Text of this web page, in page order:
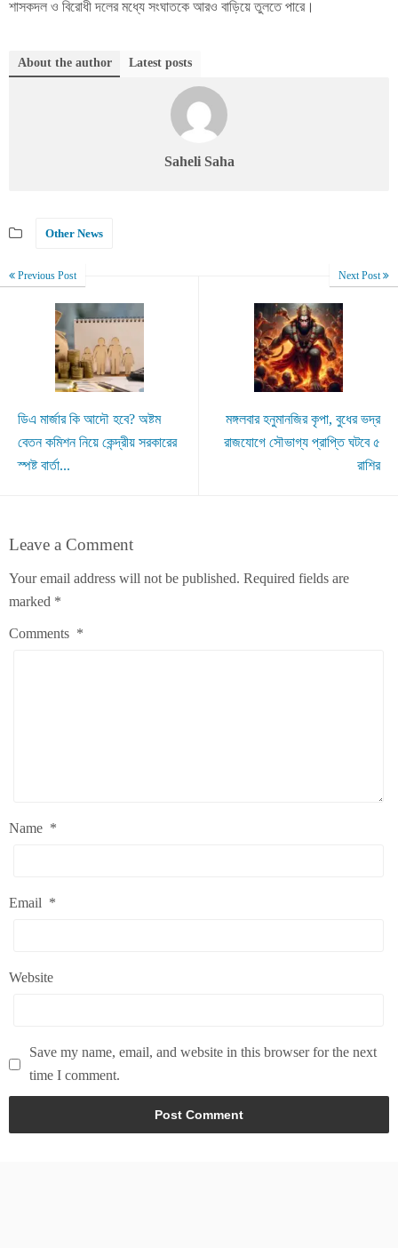
শাসকদল ও বিরোধী দলের মধ্যে সংঘাতকে আরও বাড়িয়ে তুলতে পারে।
About the author Latest posts
Saheli Saha
Other News
Previous Post
ডিএ মার্জার কি আদৌ হবে? অষ্টম
বেতন কমিশন নিয়ে কেন্দ্রীয় সরকারের
স্পষ্ট বার্তা...
Next Post
মঙ্গলবার হনুমানজির কৃপা, বুধের ভদ্র
রাজযোগে সৌভাগ্য প্রাপ্তি ঘটবে ৫
রাশির
Leave a Comment
Your email address will not be published. Required fields are
marked *
Comments *
Name *
Email *
Website
Save my name, email, and website in this browser for the next
time I comment.